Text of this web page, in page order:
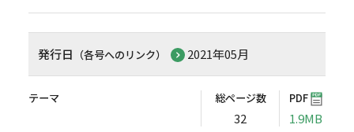
発行日 （各号へのリンク） 2021年05月
テーマ 総ページ数
32
PDF
1.9MB